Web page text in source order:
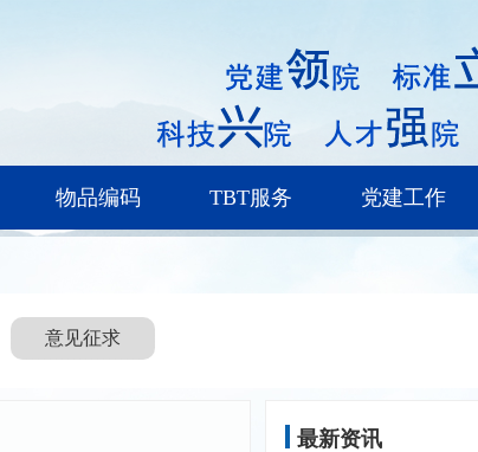
物品编码 TBT服务 党建工作
意见征求
最新资讯